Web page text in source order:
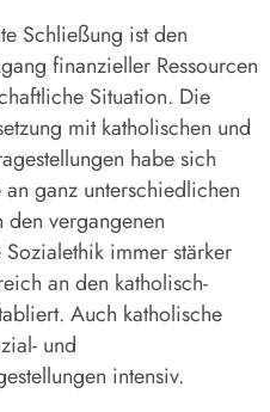
Schließung ist den
finanzieller Ressourcen
Situation. Die
mit katholischen und
habe sich
ganz unterschiedlichen
vergangenen
immer stärker
an den katholisch-
Auch katholische
und
intensiv.